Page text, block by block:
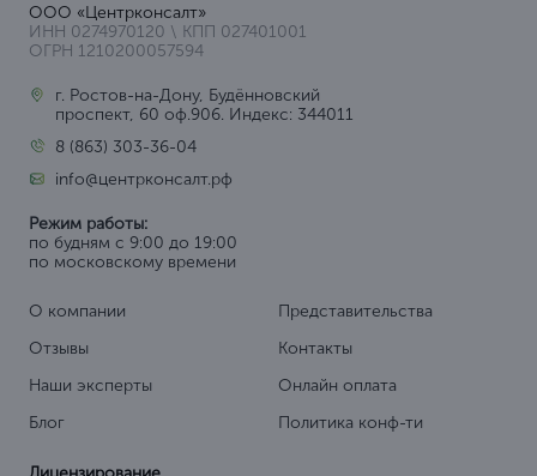
ООО «Центрконсалт»
ИНН 0274970120 \ КПП 027401001
ОГРН 1210200057594
г. Ростов-на-Дону, Будённовский
проспект, 60 оф.906. Индекс: 344011
8 (863) 303-36-04
info@центрконсалт.рф
Режим работы:
по будням с 9:00 до 19:00
по московскому времени
О компании
Отзывы
Наши эксперты
Блог
Представительства
Контакты
Онлайн оплата
Политика конф-ти